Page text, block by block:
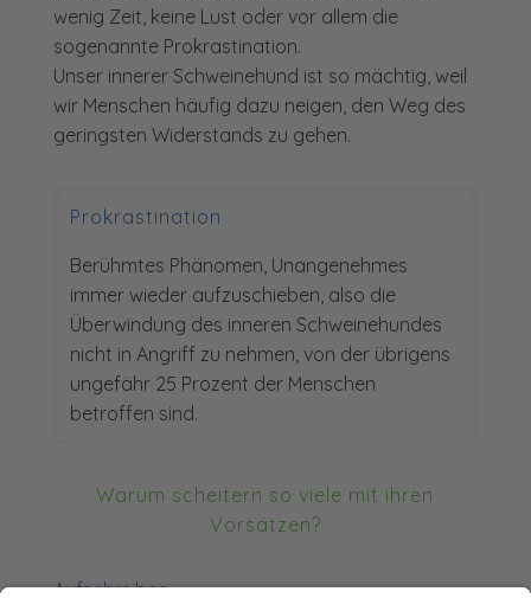
wenig Zeit, keine Lust oder vor allem die
sogenannte Prokrastination.
Unser innerer Schweinehund ist so mächtig, weil
wir Menschen häufig dazu neigen, den Weg des
geringsten Widerstands zu gehen.
Prokrastination
Berühmtes Phänomen, Unangenehmes
immer wieder aufzuschieben, also die
Überwindung des inneren Schweinehundes
nicht in Angriff zu nehmen, von der übrigens
ungefähr 25 Prozent der Menschen
betroffen sind.
Warum scheitern so viele mit ihren
Vorsätzen?
Aufschreiben